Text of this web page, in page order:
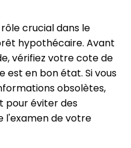
crucial dans le
hypothécaire. Avant
vérifiez votre cote de
est en bon état. Si vous
obsolètes,
pour éviter des
l'examen de votre